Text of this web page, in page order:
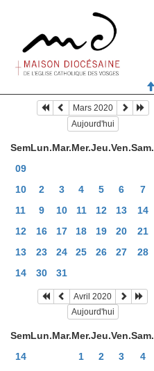
Mars 2020
Aujourd'hui
SemLun.Mar.Mer.Jeu.Ven.Sam.
09
10
2 3 4 5 6 7
11
9 10 11 12 13 14
12
16 17 18 19 20 21
13
23 24 25 26 27 28
14
30 31
Avril 2020
Aujourd'hui
SemLun.Mar.Mer.Jeu.Ven.Sam.
14
1 2 3 4